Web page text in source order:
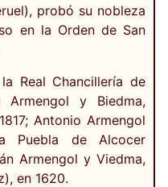
probó su nobleza
en la Orden de San
Real Chancillería de
Armengol y Biedma,
Antonio Armengol
Puebla de Alcocer
Armengol y Viedma,
en 1620.